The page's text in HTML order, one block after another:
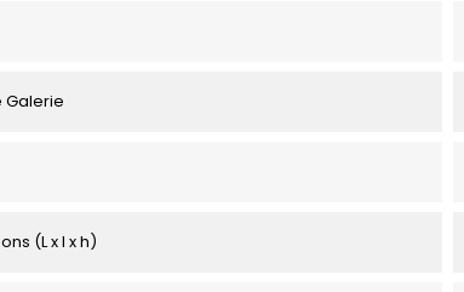
Galerie
(L x l x h)